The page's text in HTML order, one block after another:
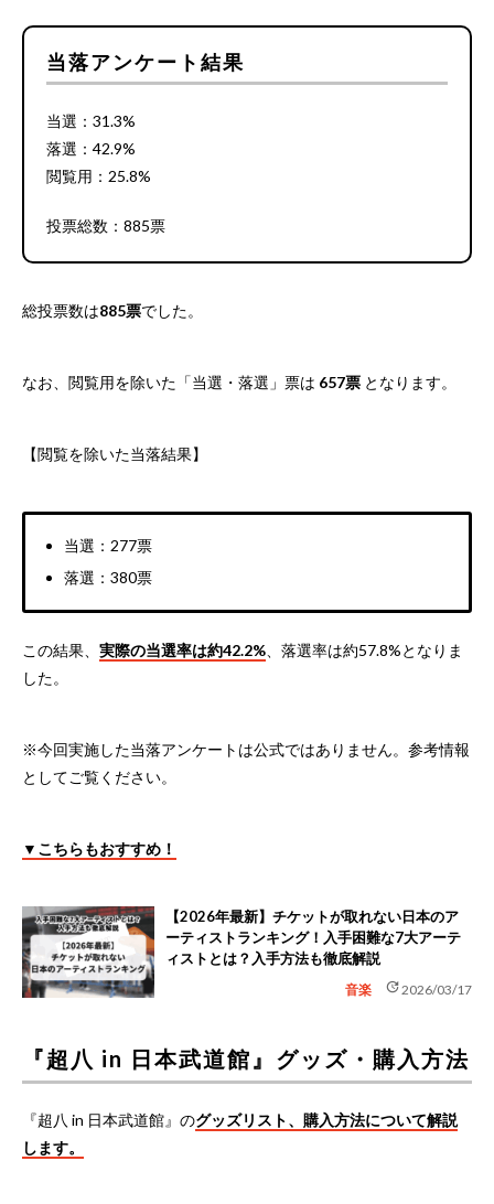
当落アンケート結果
当選：31.3%
落選：42.9%
閲覧用：25.8%
投票総数：885票
総投票数は885票でした。
なお、閲覧用を除いた「当選・落選」票は 657票 となります。
【閲覧を除いた当落結果】
当選：277票
落選：380票
この結果、 実際の当選率は約42.2% 、落選率は約57.8%となりま
した。
※今回実施した当落アンケートは公式ではありません。参考情報
としてご覧ください。
▼こちらもおすすめ！
【2026年最新】チケットが取れない日本のア
ーティストランキング！入手困難な7大アーテ
ィストとは？入手方法も徹底解説
音楽 update2026/03/17
『超八 in 日本武道館』グッズ・購入方法
『超八 in 日本武道館』のグッズリスト、購入方法について解説
します。